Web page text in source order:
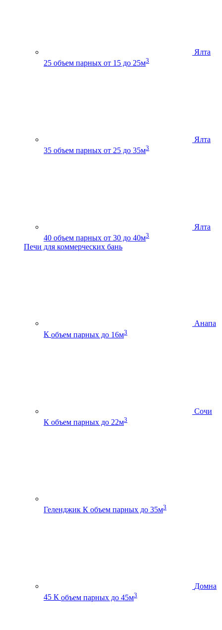
Ялта
25 объем парных от 15 до 25м3
Ялта
35 объем парных от 25 до 35м3
Ялта
40 объем парных от 30 до 40м3
Печи для коммерческих бань
Анапа
К объем парных до 16м3
Сочи
К объем парных до 22м3
Геленджик К объем парных до 35м3
Домна
45 К объем парных до 45м3